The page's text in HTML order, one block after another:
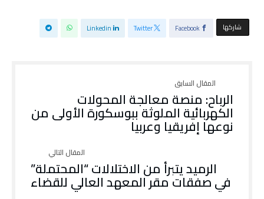
‫‫ شاركها‬ Facebook
Twitter
Linkedin
الرباح: منصة معالجة المحولات
الكهربائية الملوثة ببوسكورة الأولى من
نوعها إفريقيا وعربيا
الرميد يتبرأ من الاختلالات “المحتملة”
في صفقات مقر المعهد العالي للقضاء